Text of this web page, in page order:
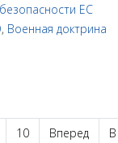
ЕС
, Военная доктрина
10 Вперед
В